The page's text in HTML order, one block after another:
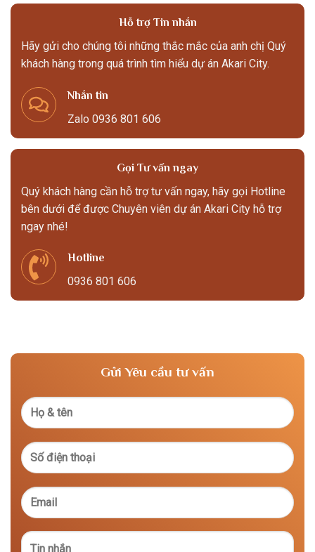
Hỗ trợ Tin nhắn
Hãy gửi cho chúng tôi những thắc mắc của anh chị Quý
khách hàng trong quá trình tìm hiểu dự án Akari City.
Nhắn tin
Zalo 0936 801 606
Gọi Tư vấn ngay
Quý khách hàng cần hỗ trợ tư vấn ngay, hãy gọi Hotline
bên dưới để được Chuyên viên dự án Akari City hỗ trợ
ngay nhé!
Hotline
0936 801 606
Gửi Yêu cầu tư vấn